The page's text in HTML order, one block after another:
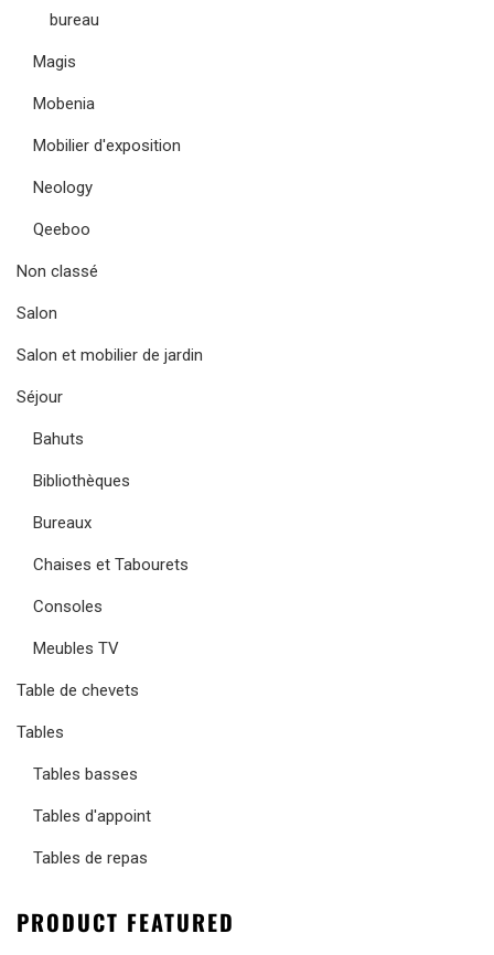
bureau
Magis
Mobenia
Mobilier d'exposition
Neology
Qeeboo
Non classé
Salon
Salon et mobilier de jardin
Séjour
Bahuts
Bibliothèques
Bureaux
Chaises et Tabourets
Consoles
Meubles TV
Table de chevets
Tables
Tables basses
Tables d'appoint
Tables de repas
PRODUCT FEATURED